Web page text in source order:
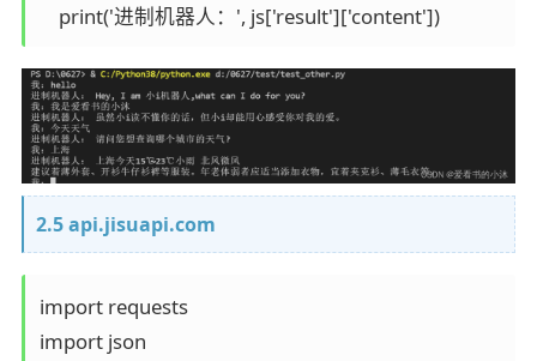
    print('进制机器人：', js['result']['content'])
2.5 api.jisuapi.com
import requests
import json